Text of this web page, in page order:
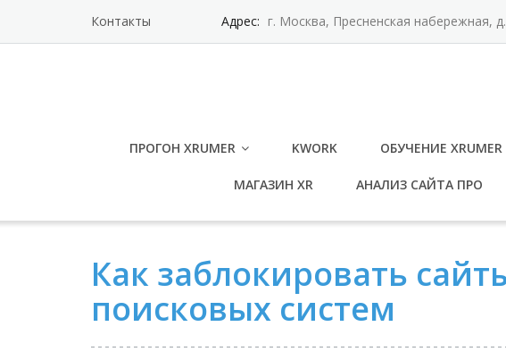
Контакты Адрес: г. Москва, Пресненская набережная,
ПРОГОН XRUMER KWORK ОБУЧЕНИЕ XRUMER
МАГАЗИН XR АНАЛИЗ САЙТА ПРО
Как заблокировать
поисковых систем